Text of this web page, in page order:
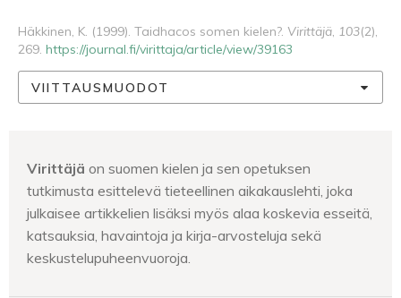
Häkkinen, K. (1999). Taidhacos somen kielen?. Virittäjä, 103(2),
269. https://journal.fi/virittaja/article/view/39163
VIITTAUSMUODOT
Virittäjä on suomen kielen ja sen opetuksen
tutkimusta esittelevä tieteellinen aikakauslehti, joka
julkaisee artikkelien lisäksi myös alaa koskevia esseitä,
katsauksia, havaintoja ja kirja-arvosteluja sekä
keskustelupuheenvuoroja.